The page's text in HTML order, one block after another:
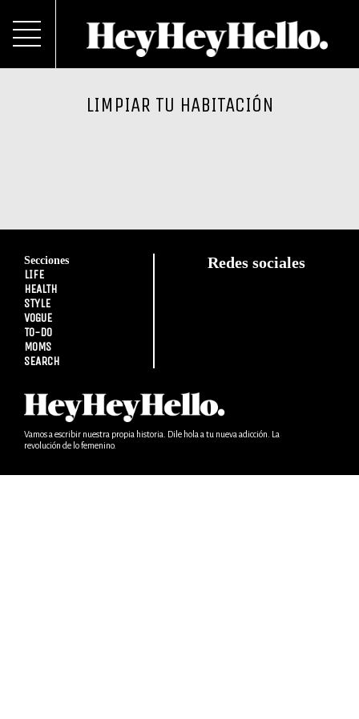
LIMPIAR TU HABITACIÓN
Secciones
LIFE
HEALTH
STYLE
VOGUE
TO-DO
MOMS
SEARCH
Redes sociales
Vamos a escribir nuestra propia historia. Dile hola a tu nueva adicción. La
revolución de lo femenino.